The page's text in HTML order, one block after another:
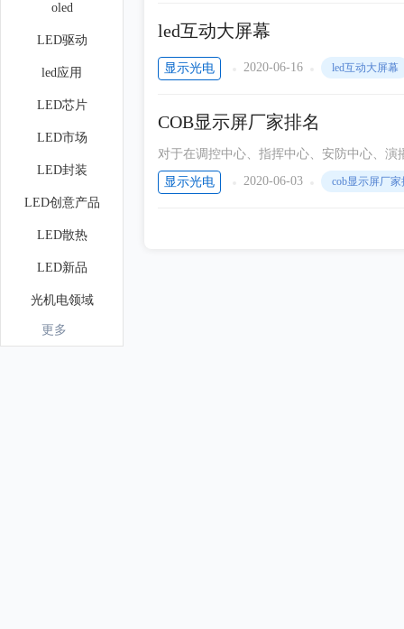
led互动大屏幕
显示光电 2020-06-16 led互动大屏幕
COB显示屏厂家排名
对于在调控中心、指挥中心、安防中心、
示、超长时间持续工作，拍摄抑制摩尔纹等
显示光电 2020-06-03 cob显示屏厂家
oled
LED驱动
led应用
LED芯片
LED市场
LED封装
LED创意产品
LED散热
LED新品
光机电领域
光学设计
更多